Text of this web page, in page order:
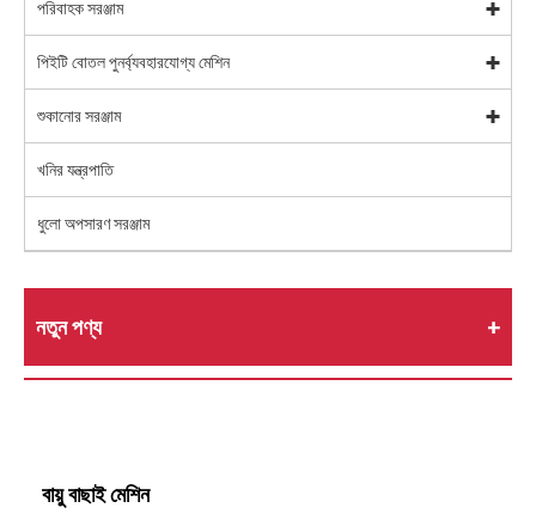
পরিবাহক সরঞ্জাম
পিইটি বোতল পুনর্ব্যবহারযোগ্য মেশিন
শুকানোর সরঞ্জাম
খনির যন্ত্রপাতি
ধুলো অপসারণ সরঞ্জাম
নতুন পণ্য
বায়ু বাছাই মেশিন